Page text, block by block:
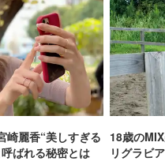
崎麗香“美しすぎる
ばれる秘密とは
18歳の
リグラビ